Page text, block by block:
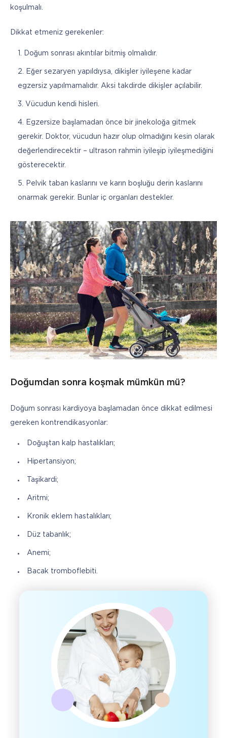
koşulmalı.
Dikkat etmeniz gerekenler:
Doğum sonrası akıntılar bitmiş olmalıdır.
Eğer sezaryen yapıldıysa, dikişler iyileşene kadar
egzersiz yapılmamalıdır. Aksi takdirde dikişler açılabilir.
Vücudun kendi hisleri.
Egzersize başlamadan önce bir jinekoloğa gitmek
gerekir. Doktor, vücudun hazır olup olmadığını kesin olarak
değerlendirecektir – ultrason rahmin iyileşip iyileşmediğini
gösterecektir.
Pelvik taban kaslarını ve karın boşluğu derin kaslarını
onarmak gerekir. Bunlar iç organları destekler.
Doğumdan sonra koşmak mümkün mü?
Doğum sonrası kardiyoya başlamadan önce dikkat edilmesi
gereken kontrendikasyonlar:
Doğuştan kalp hastalıkları;
Hipertansiyon;
Taşikardi;
Aritmi;
Kronik eklem hastalıkları;
Düz tabanlık;
Anemi;
Bacak tromboflebiti.